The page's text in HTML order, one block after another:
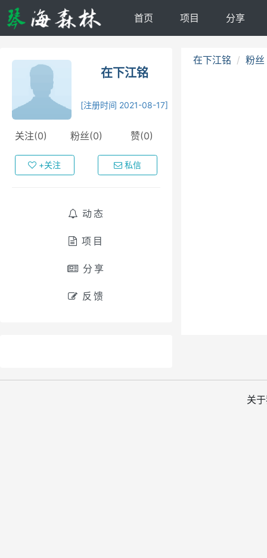
首页 项目 分享
在下江铭
[注册时间 2021-08-17]
关注(0) 粉丝(0) 赞(0)
+关注 私信
动态
项目
分享
反馈
在下江铭 粉丝
关